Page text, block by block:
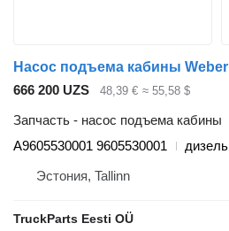
666 200 UZS 48,39 € ≈ 55,58 $
Запчасть - насос подъема кабины
A9605530001 9605530001
дизель
Эстония, Tallinn
TruckParts Eesti OÜ